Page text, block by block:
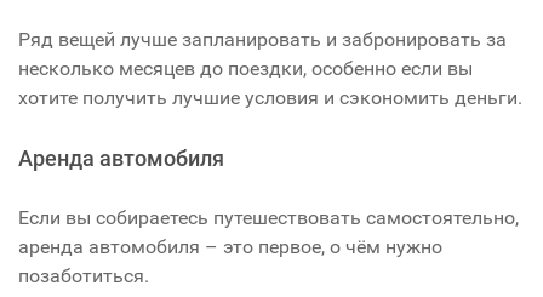
Ряд вещей лучше запланировать и забронировать за
несколько месяцев до поездки, особенно если вы
хотите получить лучшие условия и сэкономить деньги.
Аренда автомобиля
Если вы собираетесь путешествовать самостоятельно,
аренда автомобиля – это первое, о чём нужно
позаботиться.